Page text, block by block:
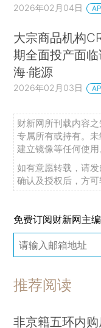
2026年02月04日
大宗商品机构
期全面投产面
海·能源
2026年02月03日
财新网所刊载内容
专属所有或持有。
建立镜像等任何使用
如有意愿转载，请
确认及授权后，方可
免费订阅财新网主
推荐阅读
非京籍五环内